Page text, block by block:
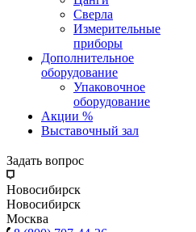
Сверла
Измерительные
приборы
Дополнительное
оборудование
Упаковочное
оборудование
Акции %
Выставочный зал
Задать вопрос
Новосибирск
Новосибирск
Москва